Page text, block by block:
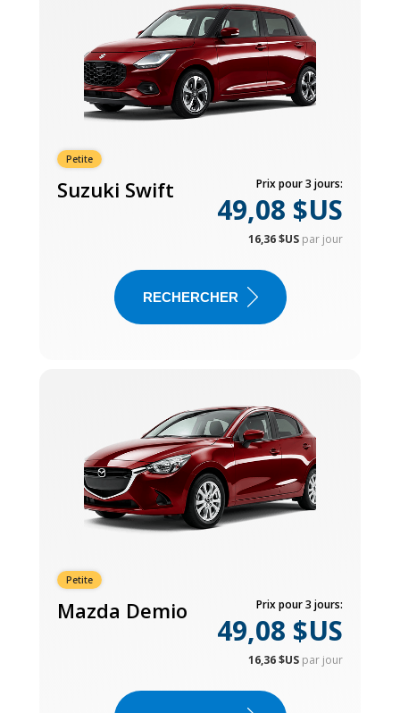
Petite
Suzuki Swift Prix pour 3 jours:
49,08 $US
16,36 $US par jour
RECHERCHER
Petite
Mazda Demio Prix pour 3 jours:
49,08 $US
16,36 $US par jour